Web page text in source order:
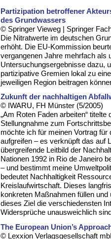
Partizipation betroffener
des Grundwassers
© Springer Vieweg | Springer
Die Nitratwerte im deutschen
erhöht. Die EU-Kommission
vergangenen Jahre mehrfach als
Untersuchungsergebnisse dazu,
partizipative Gremien lokal zu
jeweiligen Region beitragen
Zukunft der nachhaltigen
© IWARU, FH Münster (5/2005)
„Am Roten Faden arbeiten“
Stellungnahme zum
möchte ich für meinen Vortrag
aufgreifen – es verknüpft das auf
übergreifende Leitbild der
Nationen 1992 in Rio de Janeiro
– und bestimmt meine
bedeutet Nachhaltigkeit
Kreislaufwirtschaft. Dieses
konkreten Maßnahmen füllen
dieses Ziel die verschiedensten
Widersprüche unausweichlich
The European Union’s
© Lexxion Verlagsgesellschaft